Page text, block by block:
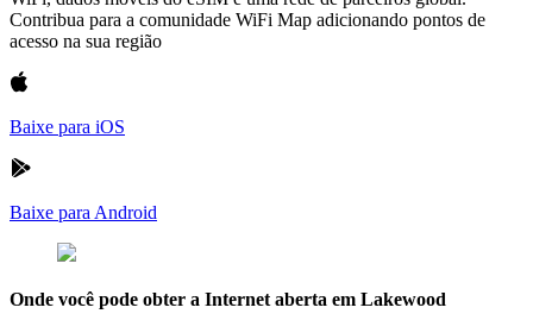
Contribua para a comunidade WiFi Map adicionando pontos de
acesso na sua região
Baixe para iOS
Baixe para Android
Onde você pode obter a Internet aberta em Lakewood